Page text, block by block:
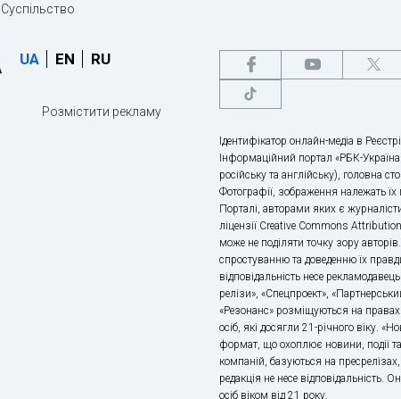
Суспільство
UA EN RU
Розмістити рекламу
Ідентифікатор онлайн-медіа в
Інформаційний портал «РБК-
російську та англійську), головна
Фотографії, зображення належать
Порталі, авторами яких є
ліцензії Creative Commons
може не поділяти точку зору
спростуванню та доведенню їх
відповідальність несе
релізи», «Спецпроект»,
«Резонанс» розміщуються на
осіб, які досягли 21-річного віку.
формат, що охоплює новини, події
компаній, базуються на
редакція не несе відповідальність.
осіб віком від 21 року.